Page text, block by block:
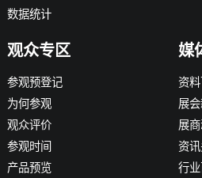
数据统计
观众专区
参观预登记
为何参观
观众评价
参观时间
产品预览
媒
资
展
展
资
行